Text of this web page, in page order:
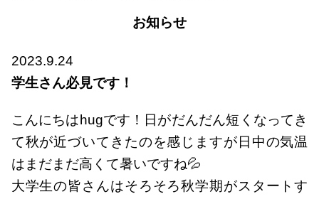
お知らせ
2023.9.24
学生さん必見です！
こんにちはhugです！日がだんだん短くなってき
て秋が近づいてきたのを感じますが日中の気温
はまだまだ高くて暑いですね💦
大学生の皆さんはそろそろ秋学期がスタートす